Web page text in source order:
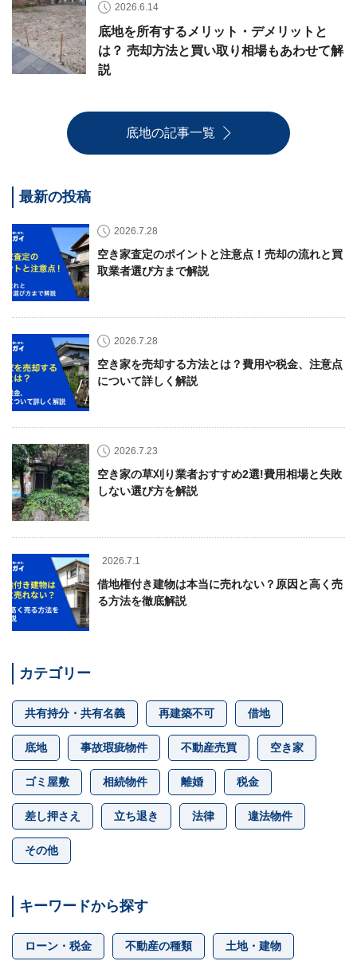
2026.6.14
底地を所有するメリット・デメリットと
は？ 売却方法と買い取り相場もあわせて解
説
底地の記事一覧
最新の投稿
2026.7.28
空き家査定のポイントと注意点！売却の流れと買
取業者選び方まで解説
2026.7.28
空き家を売却する方法とは？費用や税金、注意点
について詳しく解説
2026.7.23
空き家の草刈り業者おすすめ2選!費用相場と失敗
しない選び方を解説
2026.7.1
借地権付き建物は本当に売れない？原因と高く売
る方法を徹底解説
カテゴリー
共有持分・共有名義 再建築不可 借地
底地 事故瑕疵物件 不動産売買 空き家
ゴミ屋敷 相続物件 離婚 税金
差し押さえ 立ち退き 法律 違法物件
その他
キーワードから探す
ローン・税金 不動産の種類 土地・建物